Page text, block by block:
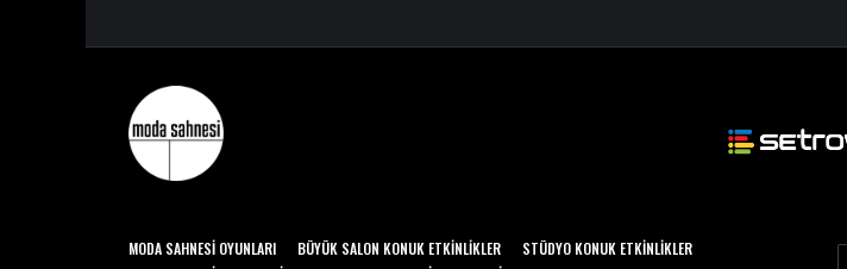
MODA SAHNESI OYUNLARI BÜYÜK SALON KONUK ETKINLIKLER
STÜDYO KONUK ETKINLIKLER